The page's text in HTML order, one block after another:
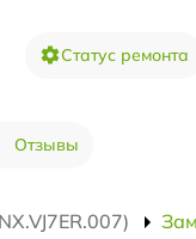
Статус ремонта
Отзывы